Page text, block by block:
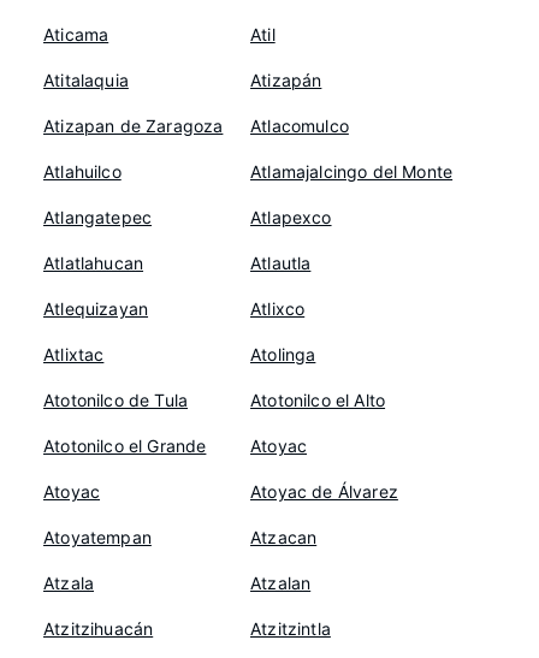
Aticama Atil
Atitalaquia Atizapán
Atizapan de Zaragoza Atlacomulco
Atlahuilco Atlamajalcingo del Monte
Atlangatepec Atlapexco
Atlatlahucan Atlautla
Atlequizayan Atlixco
Atlixtac Atolinga
Atotonilco de Tula Atotonilco el Alto
Atotonilco el Grande Atoyac
Atoyac Atoyac de Álvarez
Atoyatempan Atzacan
Atzala Atzalan
Atzitzihuacán Atzitzintla